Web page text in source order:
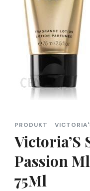
PRODUKT
Victoria’S
Passion
75Ml